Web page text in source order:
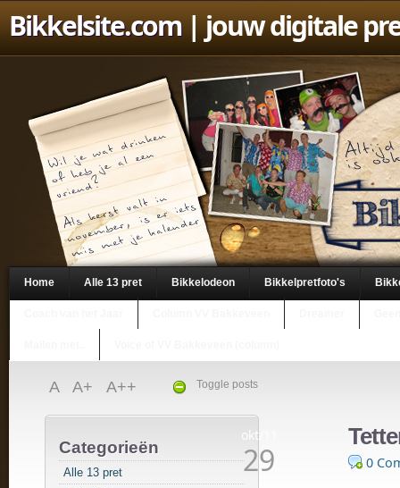
Bikkelsite.com| jouw digitale
Home Alle 13 pret Bikkelodeon Bikkelpretfoto's
Toggle posts
A A+ A++
Categorieën
Alle 13 pret
okt/11
29 0